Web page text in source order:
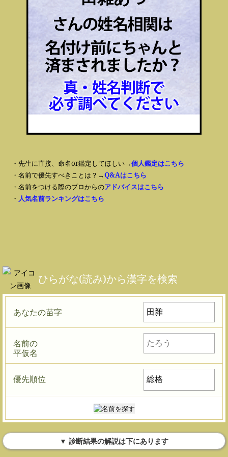
・先生に直接、命名or鑑定してほしい→個人鑑定はこちら
・名前で優先すべきことは？→Q&Aはこちら
・名前をつける際のプロからのアドバイスはこちら
・ 人気名前ランキングはこちら
ひらがな(読み)から漢字を検索
あなたの苗字
名前の
平仮名
優先順位
▼ 診断結果の解説は下にあります